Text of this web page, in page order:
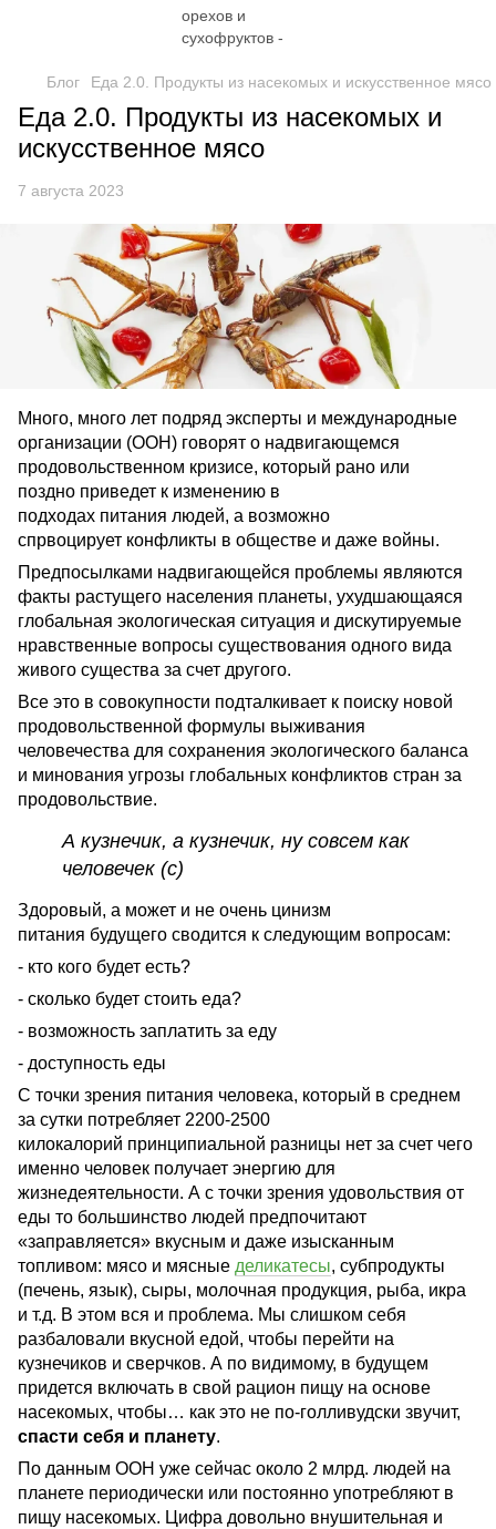
Блог Еда 2.0. Продукты из насекомых и искусственное мясо
Еда 2.0. Продукты из насекомых и
искусственное мясо
7 августа 2023
Много, много лет подряд эксперты и международные
организации (ООН) говорят о надвигающемся
продовольственном кризисе, который рано или
поздно приведет к изменению в
подходах питания людей, а возможно
спрвоцирует конфликты в обществе и даже войны.
Предпосылками надвигающейся проблемы являются
факты растущего населения планеты, ухудшающаяся
глобальная экологическая ситуация и дискутируемые
нравственные вопросы существования одного вида
живого существа за счет другого.
Все это в совокупности подталкивает к поиску новой
продовольственной формулы выживания
человечества для сохранения экологического баланса
и минования угрозы глобальных конфликтов стран за
продовольствие.
А кузнечик, а кузнечик, ну совсем как
человечек (с)
Здоровый, а может и не очень цинизм
питания будущего сводится к следующим вопросам:
- кто кого будет есть?
- сколько будет стоить еда?
- возможность заплатить за еду
- доступность еды
С точки зрения питания человека, который в среднем
за сутки потребляет 2200-2500
килокалорий принципиальной разницы нет за счет чего
именно человек получает энергию для
жизнедеятельности. А с точки зрения удовольствия от
еды то большинство людей предпочитают
«заправляется» вкусным и даже изысканным
топливом: мясо и мясные деликатесы, субпродукты
(печень, язык), сыры, молочная продукция, рыба, икра
и т.д. В этом вся и проблема. Мы слишком себя
разбаловали вкусной едой, чтобы перейти на
кузнечиков и сверчков. А по видимому, в будущем
придется включать в свой рацион пищу на основе
насекомых, чтобы… как это не по-голливудски звучит,
спасти себя и планету.
По данным ООН уже сейчас около 2 млрд. людей на
планете периодически или постоянно употребляют в
пищу насекомых. Цифра довольно внушительная и